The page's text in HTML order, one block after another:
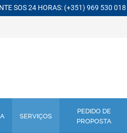
SOS 24 HORAS: (+351) 969 530 018
SERVIÇOS
PEDIDO DE
PROPOSTA